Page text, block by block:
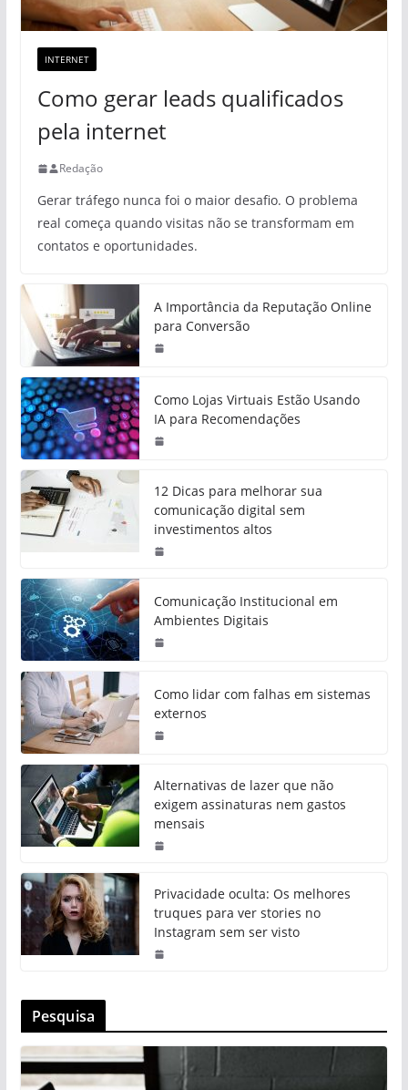
INTERNET
Como gerar leads qualificados
pela internet
Redação
Gerar tráfego nunca foi o maior desafio. O problema
real começa quando visitas não se transformam em
contatos e oportunidades.
A Importância da Reputação Online
para Conversão
Como Lojas Virtuais Estão Usando
IA para Recomendações
12 Dicas para melhorar sua
comunicação digital sem
investimentos altos
Comunicação Institucional em
Ambientes Digitais
Como lidar com falhas em sistemas
externos
Alternativas de lazer que não
exigem assinaturas nem gastos
mensais
Privacidade oculta: Os melhores
truques para ver stories no
Instagram sem ser visto
Pesquisa